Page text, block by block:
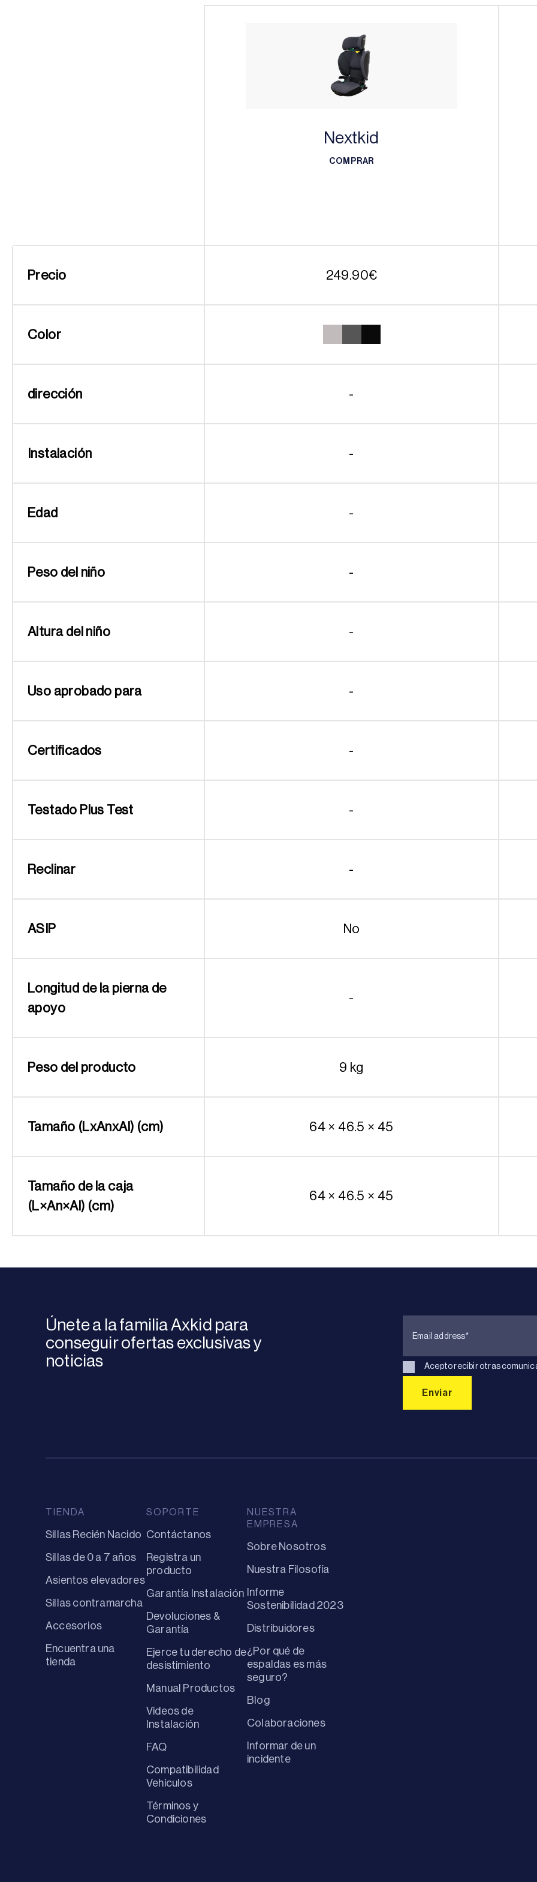
Nextkid
COMPRAR
Precio 249.90€
Color
dirección -
Instalación -
Edad -
Peso del niño -
Altura del niño -
Uso aprobado para -
Certificados -
Testado Plus Test -
Reclinar -
ASIP No
Longitud de la pierna de
apoyo
-
Peso del producto 9 kg
Tamaño (LxAnxAl) (cm) 64 × 46.5 × 45
Tamaño de la caja
(L×An×Al) (cm)
64 × 46.5 × 45
Únete a la familia Axkid para
conseguir ofertas exclusivas y
noticias
Acepto recibir otras
TIENDA
Sillas Recién Nacido
Sillas de 0 a 7 años
Asientos elevadores
Sillas contramarcha
Accesorios
Encuentra una
tienda
SOPORTE
Contáctanos
Registra un
producto
Garantía Instalación
Devoluciones &
Garantía
Ejerce tu derecho de
desistimiento
Manual Productos
Videos de
Instalación
FAQ
Compatibilidad
Vehículos
Términos y
Condiciones
NUESTRA
EMPRESA
Sobre Nosotros
Nuestra Filosofía
Informe
Sostenibilidad 2023
Distribuidores
¿Por qué de
espaldas es más
seguro?
Blog
Colaboraciones
Informar de un
incidente